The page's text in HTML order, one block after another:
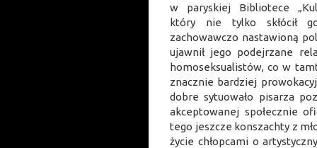
w paryskiej Bibliotece
który nie tylko skłócił
zachowawczo nastawioną
ujawnił jego podejrzane
homoseksualistów, co w
znacznie bardziej
dobre sytuowało pisarza
akceptowanej społecznie
tego jeszcze konszachty z
życie chłopcami o